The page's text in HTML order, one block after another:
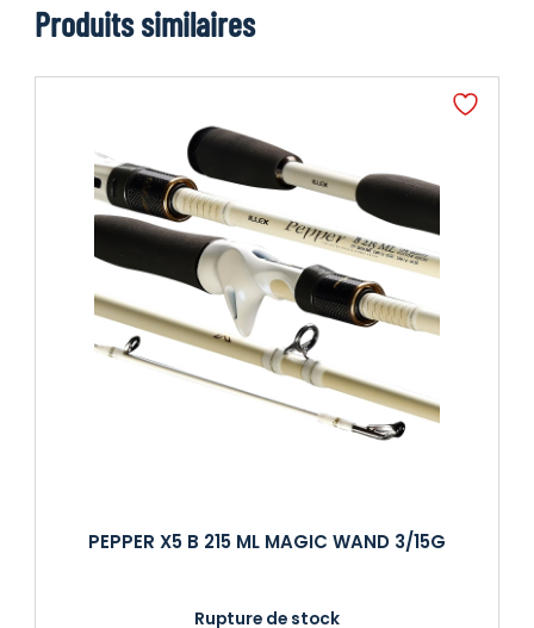
Produits similaires
PEPPER X5 B 215 ML MAGIC WAND 3/15G
Rupture de stock